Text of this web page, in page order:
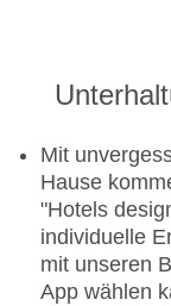
Inclusive
Mit
Hause
"Hotels
individuelle
mit unseren
App wählen